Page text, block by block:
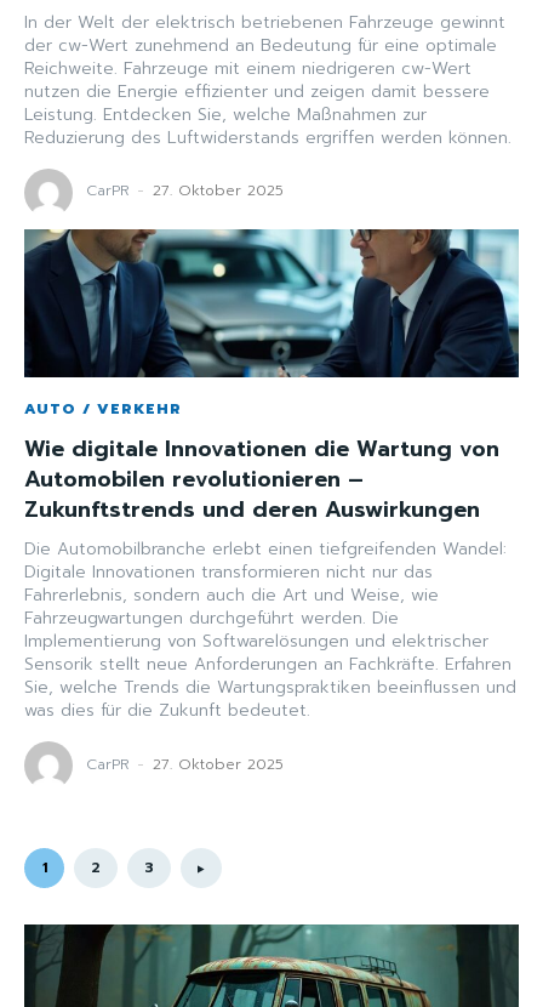
In der Welt der elektrisch betriebenen Fahrzeuge gewinnt
der cw-Wert zunehmend an Bedeutung für eine optimale
Reichweite. Fahrzeuge mit einem niedrigeren cw-Wert
nutzen die Energie effizienter und zeigen damit bessere
Leistung. Entdecken Sie, welche Maßnahmen zur
Reduzierung des Luftwiderstands ergriffen werden können.
CarPR - 27. Oktober 2025
AUTO / VERKEHR
Wie digitale Innovationen die Wartung von
Automobilen revolutionieren –
Zukunftstrends und deren Auswirkungen
Die Automobilbranche erlebt einen tiefgreifenden Wandel:
Digitale Innovationen transformieren nicht nur das
Fahrerlebnis, sondern auch die Art und Weise, wie
Fahrzeugwartungen durchgeführt werden. Die
Implementierung von Softwarelösungen und elektrischer
Sensorik stellt neue Anforderungen an Fachkräfte. Erfahren
Sie, welche Trends die Wartungspraktiken beeinflussen und
was dies für die Zukunft bedeutet.
CarPR - 27. Oktober 2025
1 2 3